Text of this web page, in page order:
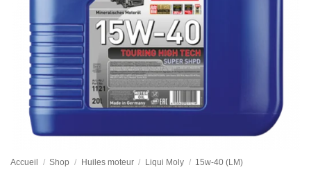
Accueil / Shop / Huiles moteur / Liqui Moly / 15w-40 (LM)